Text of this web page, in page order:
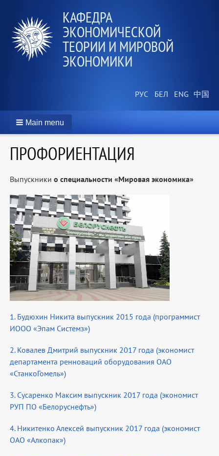
КАФЕДРА
ЭКОНОМИЧЕСКОЙ
ТЕОРИИ И МИРОВОЙ
ЭКОНОМИКИ
Main menu
ПРОФОРИЕНТАЦИЯ
Выпускники о специальности «Мировая экономика»
1. Будюхин Никита выпускник 2015 года (программист
ИООО «Эпам Системз»)
2. Ковалев Дмитрий выпускник 2017 года (экономист
департамента ренноваций оборудования ОАО
«СтанкоГомель»)
3. Сусаренко Максим выпускник 2017 года (экономист
РУП ПО «Белоруснефть»)
4. Никитенко Алексей выпускник 2017 года (экономист
ОАО «Алкопак»)